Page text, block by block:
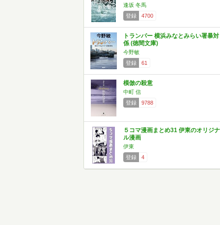
逢坂 冬馬
登録
4700
トランパー 横浜みなとみらい署暴対
係 (徳間文庫)
今野敏
登録
61
模倣の殺意
中町 信
登録
9788
５コマ漫画まとめ31 伊東のオリジナ
ル漫画
伊東
登録
4